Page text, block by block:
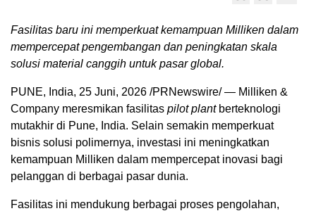
Fasilitas baru ini memperkuat kemampuan Milliken dalam
mempercepat pengembangan dan peningkatan skala
solusi material canggih untuk pasar global.
PUNE, India, 25 Juni, 2026 /PRNewswire/ — Milliken &
Company meresmikan fasilitas pilot plantberteknologi
mutakhir di Pune, India. Selain semakin memperkuat
bisnis solusi polimernya, investasi ini meningkatkan
kemampuan Milliken dalam mempercepat inovasi bagi
pelanggan di berbagai pasar dunia.
Fasilitas ini mendukung berbagai proses pengolahan,